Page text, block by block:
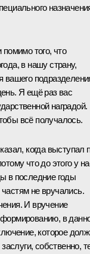
того, что
в нашу страну,
вашего
Я ещё раз вас
наградой.
всё получалось.
когда выступал
что до этого у
в последние годы
не вручались.
И вручение
формированию, в
которое
собственно,